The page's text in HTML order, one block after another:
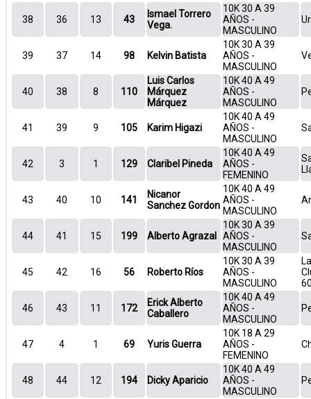
38 36 13 43
Ismael Torrero
Vega.
10K 30 A 39
AÑOS -
MASCULINO
39 37 14 98 Kelvin Batista
10K 30 A 39
AÑOS -
MASCULINO
40 38 8 110
Luis Carlos
Márquez
Márquez
10K 40 A 49
AÑOS -
MASCULINO
41 39 9 105 Karim Higazi
10K 40 A 49
AÑOS -
MASCULINO
42 3 1 129 Claribel Pineda
10K 40 A 49
AÑOS -
FEMENINO
43 40 10 141
Nicanor
Sanchez Gordon
10K 40 A 49
AÑOS -
MASCULINO
44 41 15 199 Alberto Agrazal
10K 30 A 39
AÑOS -
MASCULINO
45 42 16 56 Roberto Ríos
10K 30 A 39
AÑOS -
MASCULINO
46 43 11 172
Erick Alberto
Caballero
10K 40 A 49
AÑOS -
MASCULINO
47 4 1 69 Yuris Guerra
10K 18 A 29
AÑOS -
FEMENINO
48 44 12 194 Dicky Aparicio
10K 40 A 49
AÑOS -
MASCULINO